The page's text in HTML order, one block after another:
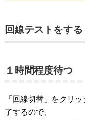
回線テストをする
１時間程度待つ
「回線切替」をクリ
了するので、